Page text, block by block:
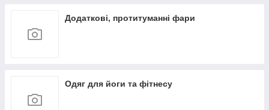
Додаткові, протитуманні фари
Одяг для йоги та фітнесу